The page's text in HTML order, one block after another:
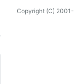
Copyright (C) 2001-